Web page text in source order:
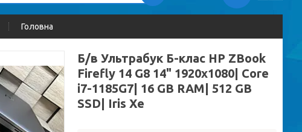
Головна
Б/в Ультрабук Б-клас HP ZBook
Firefly 14 G8 14" 1920x1080| Core
i7-1185G7| 16 GB RAM| 512 GB
SSD| Iris Xe